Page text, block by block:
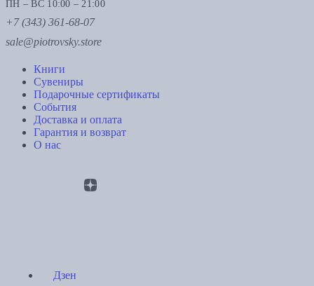
ПН – ВС 10:00 – 21:00
+7 (343) 361-68-07
sale@piotrovsky.store
Книги
Сувениры
Подарочные сертификаты
События
Доставка и оплата
Гарантия и возврат
О нас
Дзен